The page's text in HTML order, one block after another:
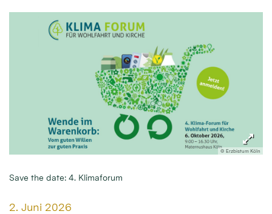
© Erzbistum Köln
Save the date: 4. Klimaforum
Datum:
2. Juni 2026